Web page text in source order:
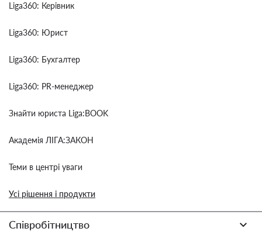
Liga360: Керівник
Liga360: Юрист
Liga360: Бухгалтер
Liga360: PR-менеджер
Знайти юриста Liga:BOOK
Академія ЛІГА:ЗАКОН
Теми в центрі уваги
Усі рішення і продукти
Співробітництво